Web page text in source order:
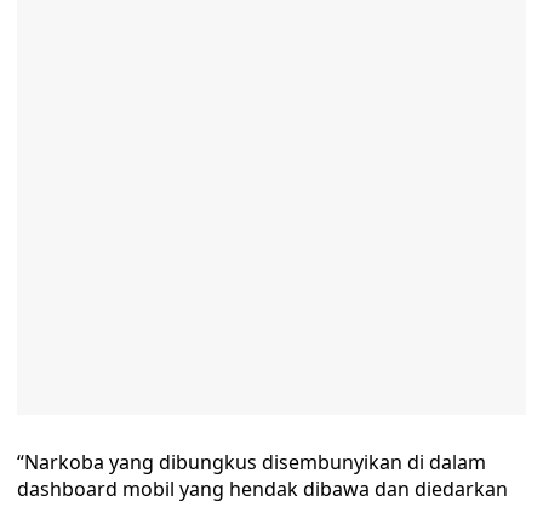
“Narkoba yang dibungkus disembunyikan di dalam
dashboard mobil yang hendak dibawa dan diedarkan